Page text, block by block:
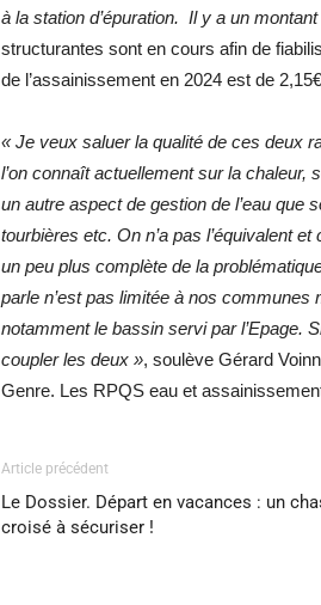
à la station d’épuration. Il y a un
structurantes sont en cours afin de
de l’assainissement en 2024 est de
« Je veux saluer la qualité de ces deux
l’on connaît actuellement sur la chaleur,
un autre aspect de gestion de l’eau que
tourbières etc. On n’a pas l’équivalent
un peu plus complète de la
parle n’est pas limitée à nos
notamment le bassin servi par l’Epage.
coupler les deux », soulève Gérard
Genre. Les RPQS eau et
Article précédent
Le Dossier. Départ en vacances : un
croisé à sécuriser !